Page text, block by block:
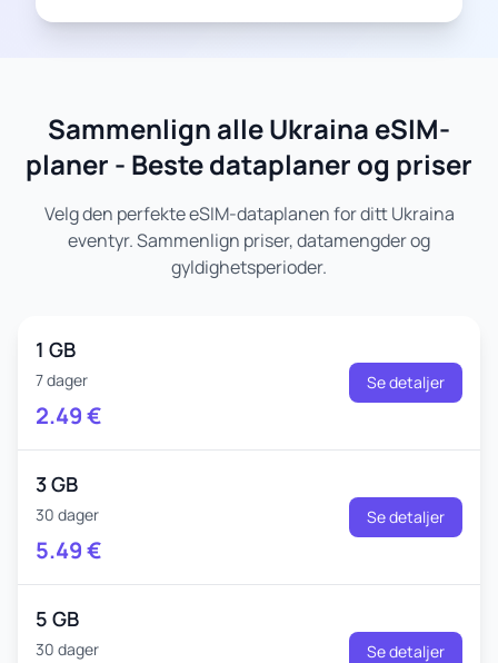
Sammenlign alle Ukraina eSIM-
planer - Beste dataplaner og priser
Velg den perfekte eSIM-dataplanen for ditt Ukraina
eventyr. Sammenlign priser, datamengder og
gyldighetsperioder.
1 GB
7 dager
2.49€
Se detaljer
3 GB
30 dager
5.49€
Se detaljer
5 GB
30 dager Se detaljer